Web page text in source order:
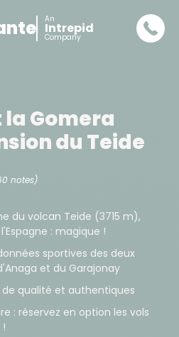
An
Intrepid
Company
Gomera
du Teide
notes)
du volcan Teide (3715 m),
: magique !
sportives des deux
et du Garajonay
qualité et authentiques
: réservez en option les vols